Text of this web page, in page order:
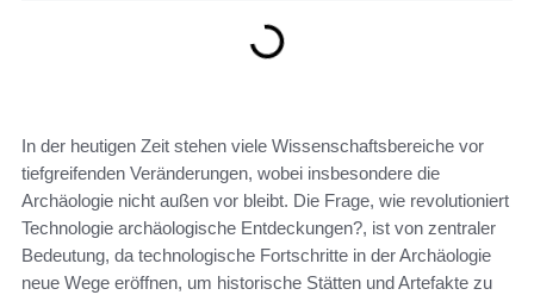
In der heutigen Zeit stehen viele Wissenschaftsbereiche vor
tiefgreifenden Veränderungen, wobei insbesondere die
Archäologie nicht außen vor bleibt. Die Frage, wie revolutioniert
Technologie archäologische Entdeckungen?, ist von zentraler
Bedeutung, da technologische Fortschritte in der Archäologie
neue Wege eröffnen, um historische Stätten und Artefakte zu